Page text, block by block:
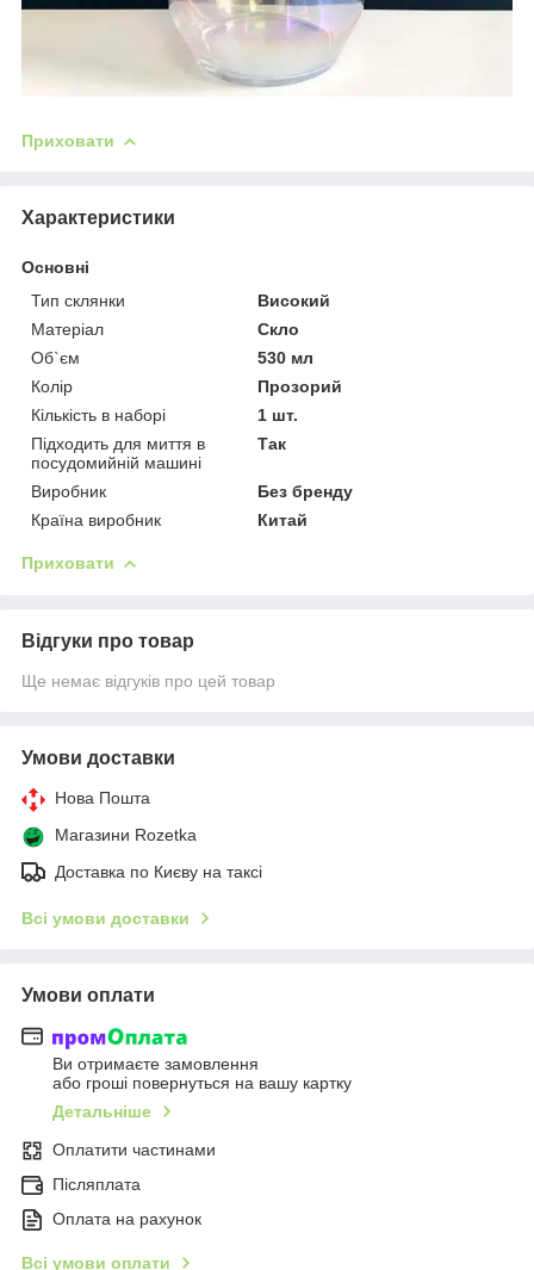
Приховати
Характеристики
Основні
Тип склянки
Високий
Матеріал
Скло
Об`єм
530 мл
Колір
Прозорий
Кількість в наборі
1 шт.
Підходить для миття в
посудомийній машині
Так
Виробник
Без бренду
Країна виробник
Китай
Приховати
Відгуки про товар
Ще немає відгуків про цей товар
Умови доставки
Нова Пошта
Магазини Rozetka
Доставка по Києву на таксі
Всі умови доставки
Умови оплати
Ви отримаєте замовлення
або гроші повернуться на вашу картку
Детальніше
Оплатити частинами
Післяплата
Оплата на рахунок
Всі умови оплати